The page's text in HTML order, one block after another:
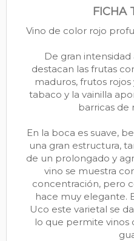
FICHA
Vino de color rojo
De gran
destacan las frutas
maduros, frutos
tabaco y la vainilla
barricas de
En la boca es suave,
una gran estructura,
de un prolongado y
vino se muestra
concentración, pero
hace muy elegante.
Uco este varietal se
lo que permite